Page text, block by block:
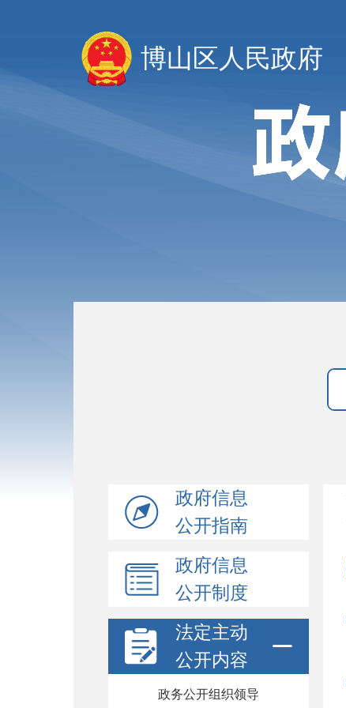
博山区人民政府
政府信息
公开指南
政府信息
公开制度
法定主动
公开内容
政务公开组织领导